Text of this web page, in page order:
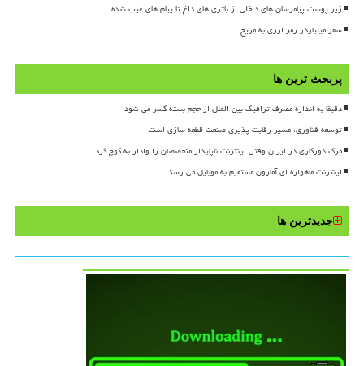
زیر پوست پیامرسان های داخلی از باتری های داغ تا پیام های غیب شده
سفر میلیاردر رمز ارزی به مریخ
پربحث ترین ها
دقیقا به اندازه مصرف ترافیک بین الملل از حجم بسته کسر می شود
توسعه فناوری، مسیر رقابت پذیری صنعت قطعه سازی است
مرگ دورکاری در ایران وقتی اینترنت ناپایدار متخصصان را وادار به کوچ کرد
اینترنت ماهواره ای آمازون مستقیم به موبایل می رسد
جدیدترین ها